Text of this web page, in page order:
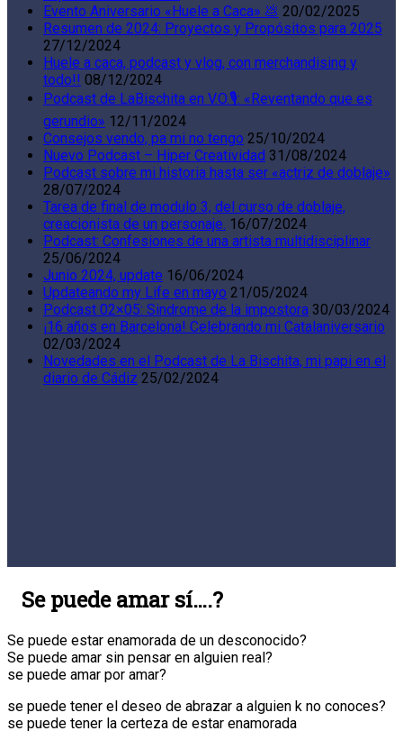
Evento Aniversario «Huele a Caca» 💩 20/02/2025
Resumen de 2024: Proyectos y Propósitos para 2025
27/12/2024
Huele a caca, podcast y vlog, con merchandising y
todo!! 08/12/2024
Podcast de LaBischita en V.O.🎙️: «Reventando que es
gerundio» 12/11/2024
Consejos vendo, pa mi no tengo 25/10/2024
Nuevo Podcast – Hiper Creatividad 31/08/2024
Podcast sobre mi historia hasta ser «actriz de doblaje»
28/07/2024
Tarea de final de modulo 3, del curso de doblaje,
creacionista de un personaje. 16/07/2024
Podcast: Confesiones de una artista multidisciplinar
25/06/2024
Junio 2024, update 16/06/2024
Updateando my Life en mayo 21/05/2024
Podcast 02×05: Sindrome de la impostora 30/03/2024
¡16 años en Barcelona! Celebrando mi Catalaniversario
02/03/2024
Novedades en el Podcast de La Bischita, mi papi en el
diario de Cádiz 25/02/2024
Se puede amar sí….?
Se puede estar enamorada de un desconocido?
Se puede amar sin pensar en alguien real?
se puede amar por amar?
se puede tener el deseo de abrazar a alguien k no conoces?
se puede tener la certeza de estar enamorada